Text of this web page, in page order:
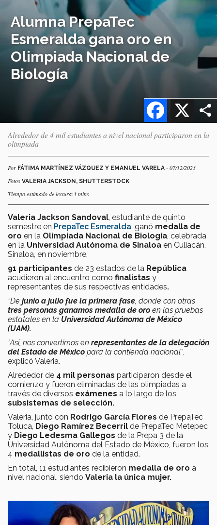
Alumna PrepaTec
Esmeralda gana oro en
Olimpiada Nacional de
Biología
X
Facebook
Alrededor de 4 mil estudiantes a nivel nacional participaron en la
olimpiada
Por FÁTIMA MARTÍNEZ VÁZQUEZ Y EMANUEL VARELA - 07/12/2023
Fotos VALERIA JACKSON, SHUTTERSTOCK
Tiempo estimado de lectura:3 mins
Valeria Jackson Sandoval , estudiante de quinto
semestre en PrepaTec Esmeralda , ganó medalla de
oro en la Olimpiada Nacional de Biología , celebrada
en la Universidad Autónoma de Sinaloa en Culiacán,
Sinaloa, en noviembre.
91 participantes de 23 estados de la República
acudieron al encuentro como finalistas y
representantes de sus respectivas entidades.
“De junio a julio fue la primera fase , donde con otras
tres personas ganamos medalla de oro en las pruebas
estatales en la Universidad Autónoma de México
(UAM).
“Así, nos convertimos en representantes de la delegación
del Estado de México para la contienda nacional”,
explicó Valeria.
Alrededor de 4 mil personas participaron desde el
comienzo y fueron eliminadas de las olimpiadas a
través de diversos exámenes a lo largo de los
subsistemas de selección.
Valeria, junto con Rodrigo García Flores de PrepaTec
Toluca, Diego Ramírez Becerril de PrepaTec Metepec
y Diego Ledesma Gallegos de la Prepa 3 de la
Universidad Autónoma del Estado de México, fueron los
4 medallistas de oro de la entidad.
En total, 11 estudiantes recibieron medalla de oro a
nivel nacional, siendo Valeria la única mujer.